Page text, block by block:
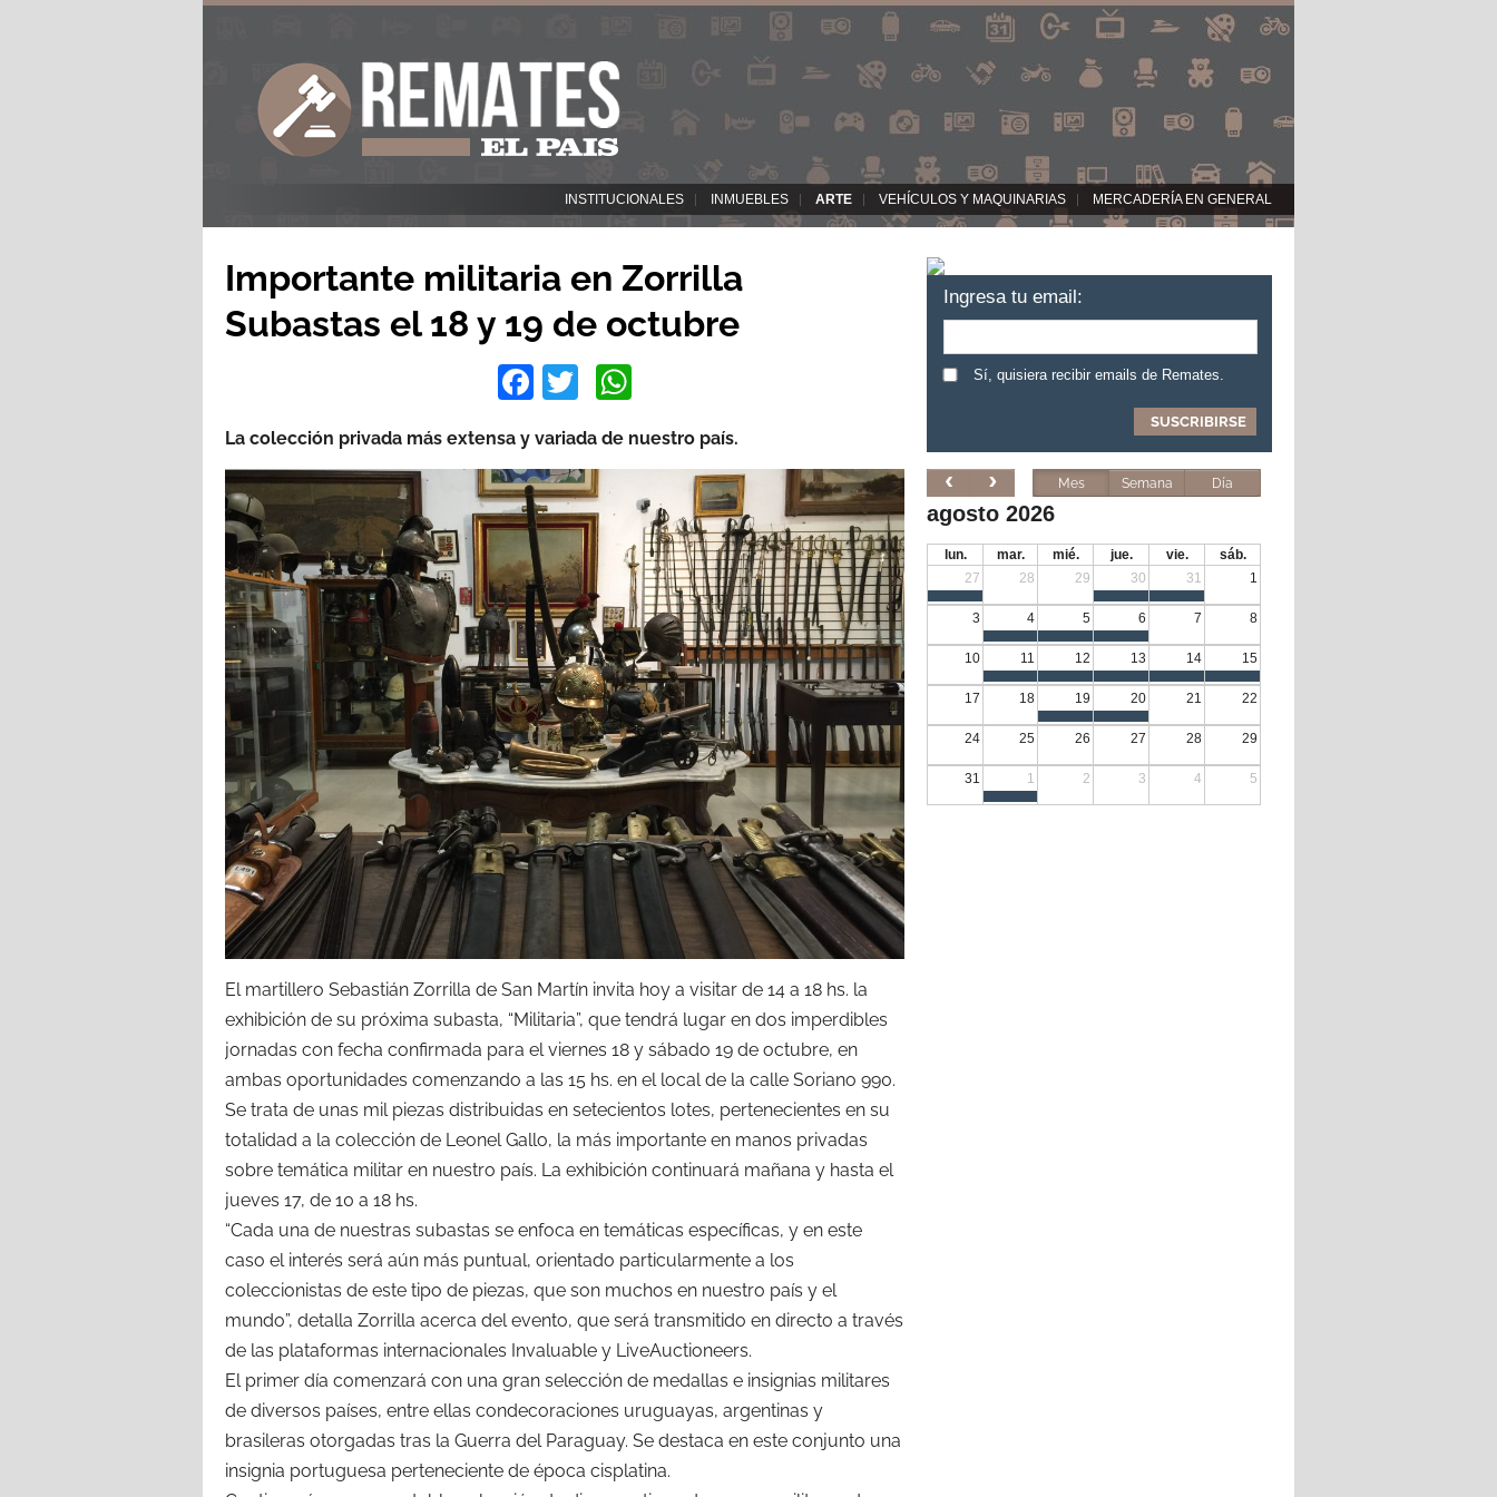
INSTITUCIONALES INMUEBLES ARTE VEHÍCULOS Y MAQUINARIAS MERCADERÍA EN GENERAL
Importante militaria en Zorrilla
Subastas el 18 y 19 de octubre
Facebook
Twitter
La colección privada más extensa y variada de nuestro país.
El martillero Sebastián Zorrilla de San Martín invita hoy a visitar de 14 a 18 hs. la
exhibición de su próxima subasta, “Militaria”, que tendrá lugar en dos imperdibles
jornadas con fecha confirmada para el viernes 18 y sábado 19 de octubre, en
ambas oportunidades comenzando a las 15 hs. en el local de la calle Soriano 990.
Se trata de unas mil piezas distribuidas en setecientos lotes, pertenecientes en su
totalidad a la colección de Leonel Gallo, la más importante en manos privadas
sobre temática militar en nuestro país. La exhibición continuará mañana y hasta el
jueves 17, de 10 a 18 hs.
“Cada una de nuestras subastas se enfoca en temáticas específicas, y en este
caso el interés será aún más puntual, orientado particularmente a los
coleccionistas de este tipo de piezas, que son muchos en nuestro país y el
mundo”, detalla Zorrilla acerca del evento, que será transmitido en directo a través
de las plataformas internacionales Invaluable y LiveAuctioneers.
El primer día comenzará con una gran selección de medallas e insignias militares
de diversos países, entre ellas condecoraciones uruguayas, argentinas y
brasileras otorgadas tras la Guerra del Paraguay. Se destaca en este conjunto una
insignia portuguesa perteneciente de época cisplatina.
Ingresa tu email:
Sí, quisiera recibir emails de Remates.
Mes Semana Día
agosto 2026
lun. mar. mié. jue. vie.
sáb.
27
28 29 30 31 1
3 4 5 6 7 8
10 11 12 13 14 15
17 18 19 20 21 22
24 25 26 27 28 29
31 1 2 3 4 5